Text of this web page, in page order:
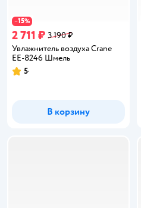
−15%
2 711 ₽ 3 190 ₽
Увлажнитель воздуха Crane
EE-8246 Шмель
Рейтинг:
5
В корзину